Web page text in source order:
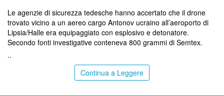
Le agenzie di sicurezza tedesche hanno accertato che il drone
trovato vicino a un aereo cargo Antonov ucraino all’aeroporto di
Lipsia/Halle era equipaggiato con esplosivo e detonatore.
Secondo fonti investigative conteneva 800 grammi di Semtex.
..
Continua a Leggere